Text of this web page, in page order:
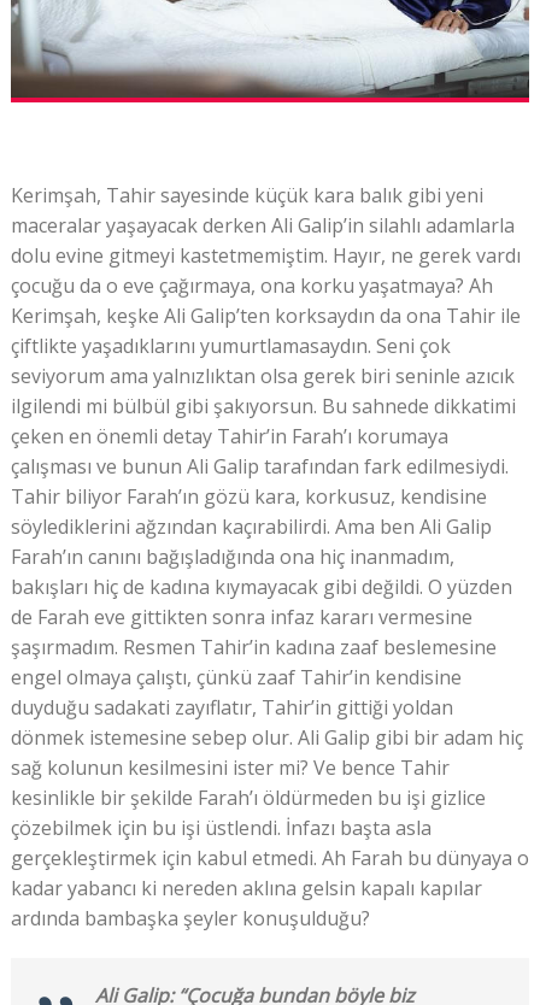
Kerimşah, Tahir sayesinde küçük kara balık gibi yeni
maceralar yaşayacak derken Ali Galip’in silahlı adamlarla
dolu evine gitmeyi kastetmemiştim. Hayır, ne gerek vardı
çocuğu da o eve çağırmaya, ona korku yaşatmaya? Ah
Kerimşah, keşke Ali Galip’ten korksaydın da ona Tahir ile
çiftlikte yaşadıklarını yumurtlamasaydın. Seni çok
seviyorum ama yalnızlıktan olsa gerek biri seninle azıcık
ilgilendi mi bülbül gibi şakıyorsun. Bu sahnede dikkatimi
çeken en önemli detay Tahir’in Farah’ı korumaya
çalışması ve bunun Ali Galip tarafından fark edilmesiydi.
Tahir biliyor Farah’ın gözü kara, korkusuz, kendisine
söylediklerini ağzından kaçırabilirdi. Ama ben Ali Galip
Farah’ın canını bağışladığında ona hiç inanmadım,
bakışları hiç de kadına kıymayacak gibi değildi. O yüzden
de Farah eve gittikten sonra infaz kararı vermesine
şaşırmadım. Resmen Tahir’in kadına zaaf beslemesine
engel olmaya çalıştı, çünkü zaaf Tahir’in kendisine
duyduğu sadakati zayıflatır, Tahir’in gittiği yoldan
dönmek istemesine sebep olur. Ali Galip gibi bir adam hiç
sağ kolunun kesilmesini ister mi? Ve bence Tahir
kesinlikle bir şekilde Farah’ı öldürmeden bu işi gizlice
çözebilmek için bu işi üstlendi. İnfazı başta asla
gerçekleştirmek için kabul etmedi. Ah Farah bu dünyaya o
kadar yabancı ki nereden aklına gelsin kapalı kapılar
ardında bambaşka şeyler konuşulduğu?
Ali Galip: “Çocuğa bundan böyle biz